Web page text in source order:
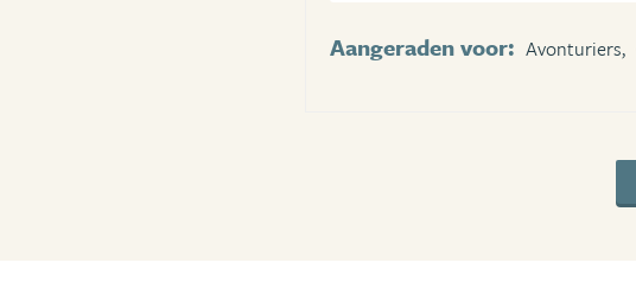
Aangeraden voor: Avonturiers,